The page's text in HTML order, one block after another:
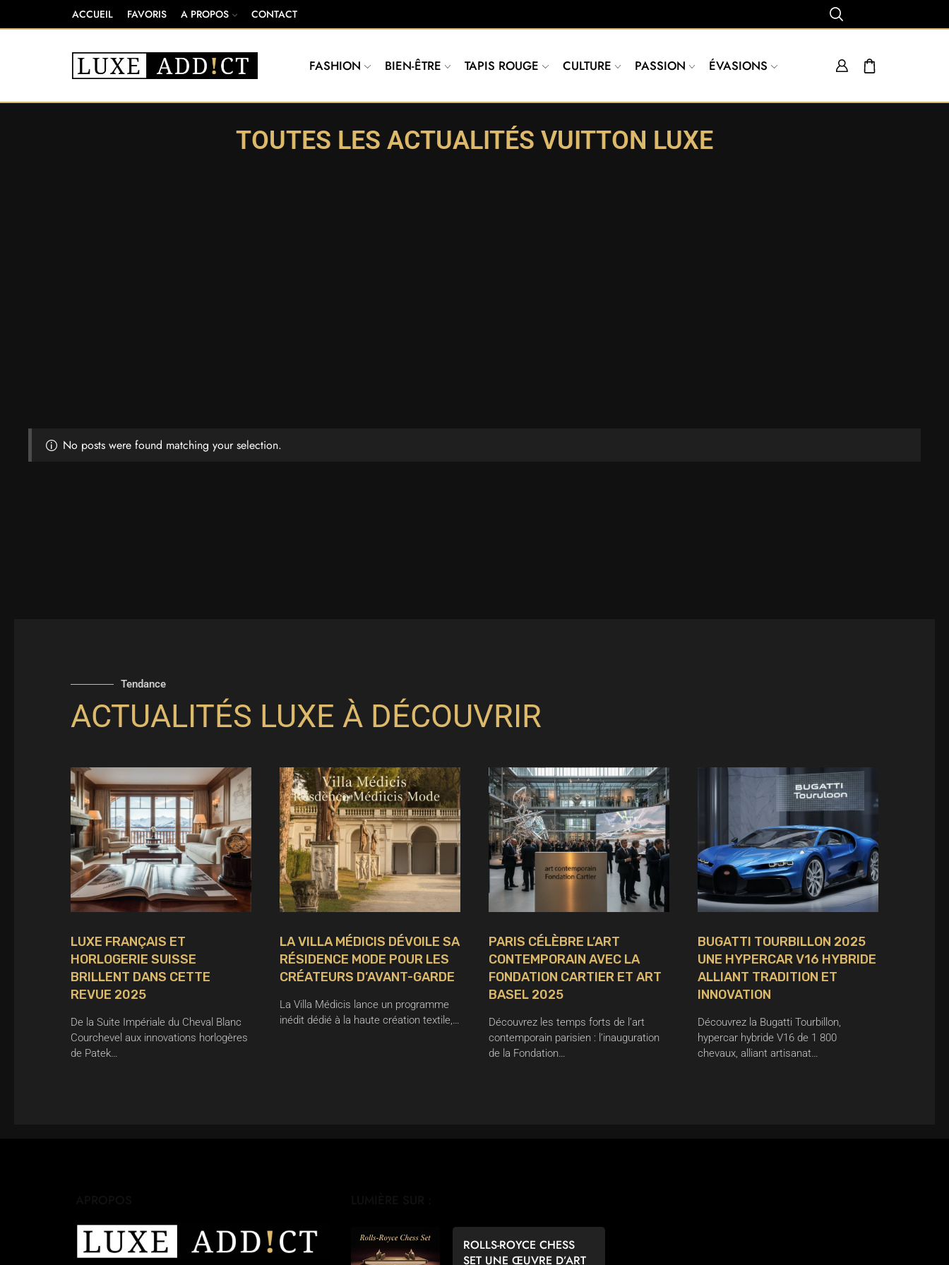
ACCUEIL FAVORIS A PROPOS CONTACT
FASHION BIEN-ÊTRE TAPIS ROUGE CULTURE PASSION ÉVASIONS
TOUTES LES ACTUALITÉS VUITTON LUXE
No posts were found matching your selection.
Tendance
ACTUALITÉS LUXE À DÉCOUVRIR
LUXE FRANÇAIS ET
HORLOGERIE SUISSE
BRILLENT DANS CETTE
REVUE 2025
De la Suite Impériale du Cheval Blanc
Courchevel aux innovations horlogères
de Patek…
LA VILLA MÉDICIS DÉVOILE SA
RÉSIDENCE MODE POUR LES
CRÉATEURS D’AVANT-GARDE
La Villa Médicis lance un programme
inédit dédié à la haute création textile,…
PARIS CÉLÈBRE L’ART
CONTEMPORAIN AVEC LA
FONDATION CARTIER ET ART
BASEL 2025
Découvrez les temps forts de l’art
contemporain parisien : l’inauguration
de la Fondation…
BUGATTI TOURBILLON 2025
UNE HYPERCAR V16 HYBRIDE
ALLIANT TRADITION ET
INNOVATION
Découvrez la Bugatti Tourbillon,
hypercar hybride V16 de 1 800
chevaux, alliant artisanat…
ROLLS-ROYCE CHESS
SET UNE ŒUVRE D’ART